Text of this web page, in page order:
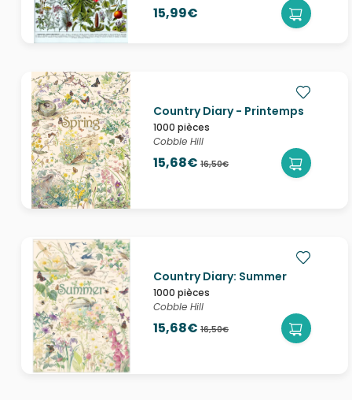
15,99€
Country Diary - Printemps
1000 pièces
Cobble Hill
15,68€ 16,50€
Country Diary: Summer
1000 pièces
Cobble Hill
15,68€ 16,50€